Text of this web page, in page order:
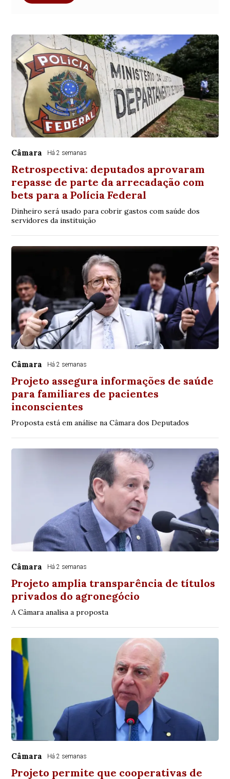
Câmara Há 2 semanas
Retrospectiva: deputados aprovaram
repasse de parte da arrecadação com
bets para a Polícia Federal
Dinheiro será usado para cobrir gastos com saúde dos
servidores da instituição
Câmara Há 2 semanas
Projeto assegura informações de saúde
para familiares de pacientes
inconscientes
Proposta está em análise na Câmara dos Deputados
Câmara Há 2 semanas
Projeto amplia transparência de títulos
privados do agronegócio
A Câmara analisa a proposta
Câmara Há 2 semanas
Projeto permite que cooperativas de